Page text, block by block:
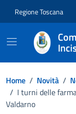
Regione Toscana
Home / Novità /
/ I turni delle
Valdarno